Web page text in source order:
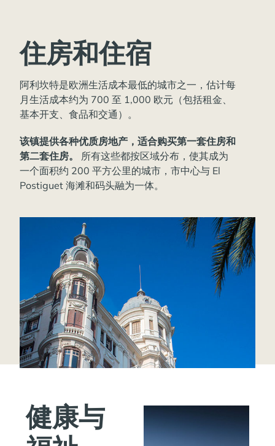
住房和住宿
阿利坎特是欧洲生活成本最低的城市之一，估计每
月生活成本约为 700 至 1,000 欧元（包括租金、
基本开支、食品和交通）。
该镇提供各种优质房地产，适合购买第一套住房和
第二套住房。
所有这些都按区域分布，使其成为
一个面积约 200 平方公里的城市，市中心与 El
Postiguet 海滩和码头融为一体。
健康与